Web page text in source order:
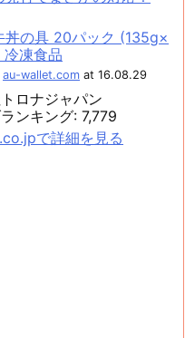
丼の具 20パック (135g×
凍食品
au-wallet.com at 16.08.29
ロナジャパン
ンキング: 7,779
で詳細を見る